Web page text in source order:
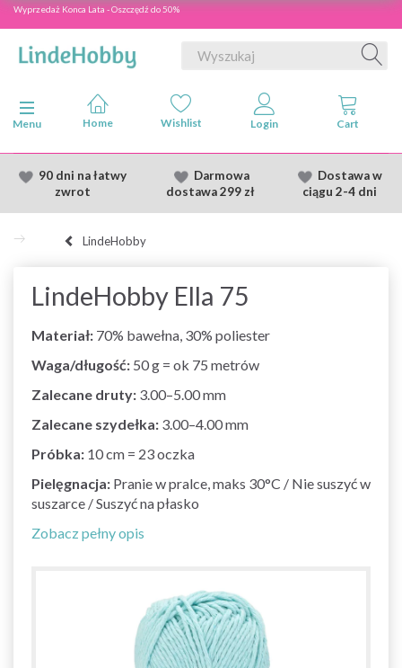
Wyprzedaż Konca Lata - Oszczędź do 50%
Przełącz nawigację
Menu
90 dni na łatwy
zwrot
Darmowa
dostawa299 zł
Dostawaw
ciągu 2-4 dni
LindeHobby
LindeHobby Ella 75
Materiał: 70% bawełna, 30% poliester
Waga/długość: 50 g = ok 75 metrów
Zalecane druty: 3.00–5.00 mm
Zalecane szydełka: 3.00–4.00 mm
Próbka: 10 cm = 23 oczka
Pielęgnacja: Pranie w pralce, maks 30°C / Nie suszyć w
suszarce / Suszyć na płasko
Zobacz pełny opis